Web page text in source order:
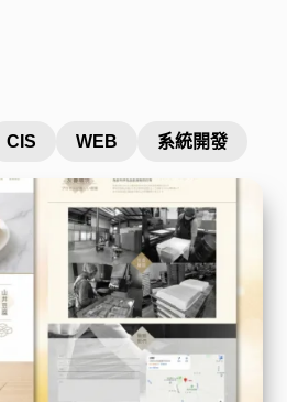
CIS WEB 系統開發